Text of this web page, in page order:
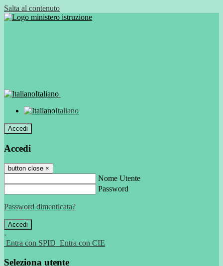
Salta al contenuto
Italiano
Italiano
Accedi
Accedi
button close ×
Nome Utente
Password
Password dimenticata?
-
Entra con SPID Entra con CIE
Seleziona utente